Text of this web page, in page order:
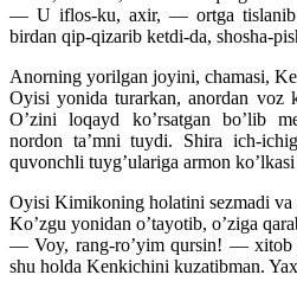
— U iflos-ku, axir, — ortga tislanib
birdan qip-qizarib ketdi-da, shosha-
Anorning yorilgan joyini, chamasi,
Oyisi yonida turarkan, anordan voz
O’zini loqayd ko’rsatgan bo’lib
nordon ta’mni tuydi. Shira ich-
quvonchli tuyg’ulariga armon
Oyisi Kimikoning holatini sezmadi
Ko’zgu yonidan o’tayotib, o’ziga
— Voy, rang-ro’yim qursin! —
shu holda Kenkichini kuzatibman.